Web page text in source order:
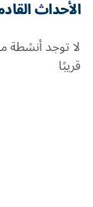
الأحداث
لا توجد أنشطة
قريبًا